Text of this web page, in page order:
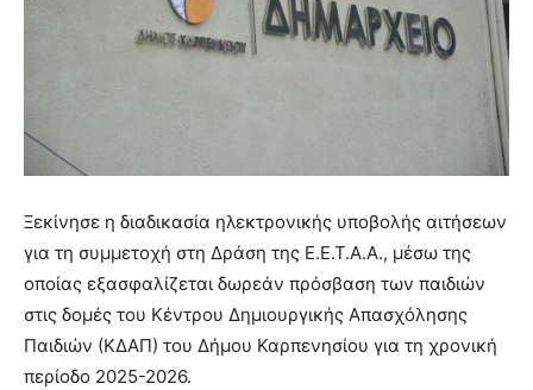
Ξεκίνησε η διαδικασία ηλεκτρονικής υποβολής αιτήσεων
για τη συμμετοχή στη Δράση της Ε.Ε.Τ.Α.Α., μέσω της
οποίας εξασφαλίζεται δωρεάν πρόσβαση των παιδιών
στις δομές του Κέντρου Δημιουργικής Απασχόλησης
Παιδιών (ΚΔΑΠ) του Δήμου Καρπενησίου για τη χρονική
περίοδο 2025-2026.